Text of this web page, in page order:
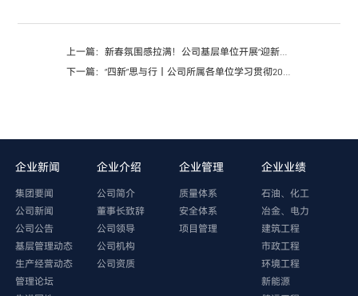
上一篇：新春氛围感拉满！公司基层单位开展“迎新春”活动
企业新闻
集团要闻
公司新闻
公司公告
基层管理动态
生产经营动态
管理论坛
企业介绍
公司简介
董事长致辞
公司领导
公司机构
公司资质
企业管理
质量体系
安全体系
项目管理
企业业绩
石油、化工
冶金、电力
建筑工程
市政工程
环境工程
新能源